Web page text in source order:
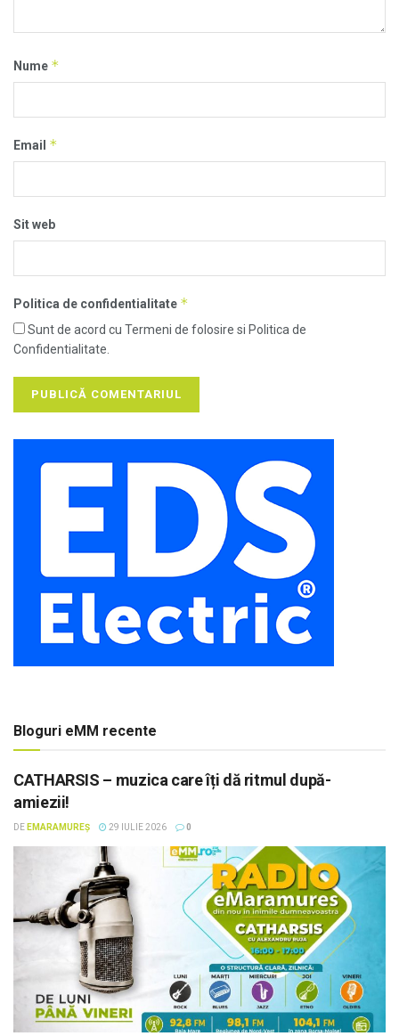
Nume *
Email *
Sit web
Politica de confidentialitate *
Sunt de acord cu Termeni de folosire si Politica de
Confidentialitate.
Bloguri eMM recente
CATHARSIS – muzica care îți dă ritmul după-
amiezii!
DE EMARAMUREȘ 29 IULIE 2026 0